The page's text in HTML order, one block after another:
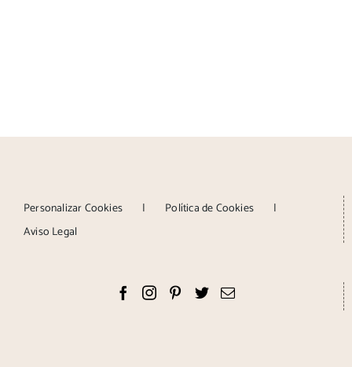
Personalizar Cookies
Política de Cookies
Aviso Legal